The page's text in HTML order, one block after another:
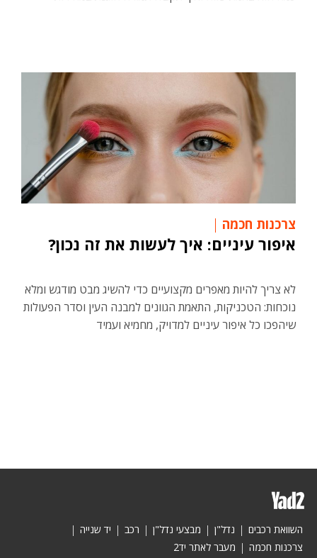
צרכנות חכמה
איפור עיניים: איך לעשות את זה נכון?
לא צריך להיות מאפרים מקצועיים כדי להשיג מבט מודגש ומלא
נוכחות: הטכניקות, התאמת הגוונים למבנה העין וסדר הפעולות
שיהפכו כל איפור עיניים למדויק, מחמיא ועמיד
השוואת רכבים נדל"ן מבצעי נדל"ן רכב
יד שנייה
צרכנות חכמה
מעבר לאתר יד2